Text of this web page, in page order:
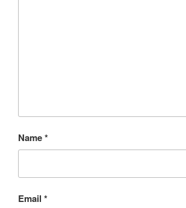
Name*
Email *